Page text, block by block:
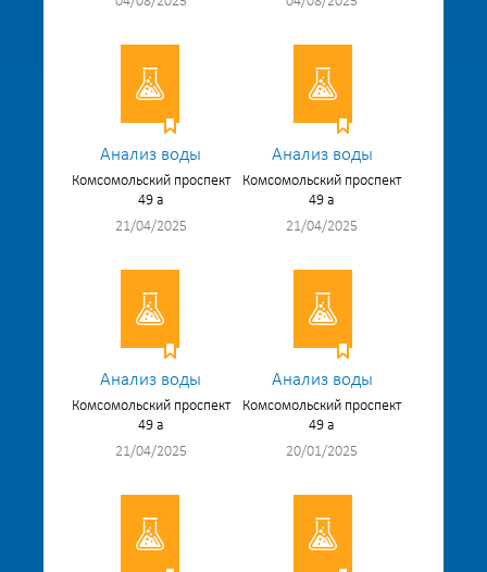
Анализ воды
Комсомольский проспект
49 а
21/04/2025
Анализ воды
Комсомольский проспект
49 а
21/04/2025
Анализ воды
Комсомольский проспект
49 а
21/04/2025
Анализ воды
Комсомольский проспект
49 а
20/01/2025